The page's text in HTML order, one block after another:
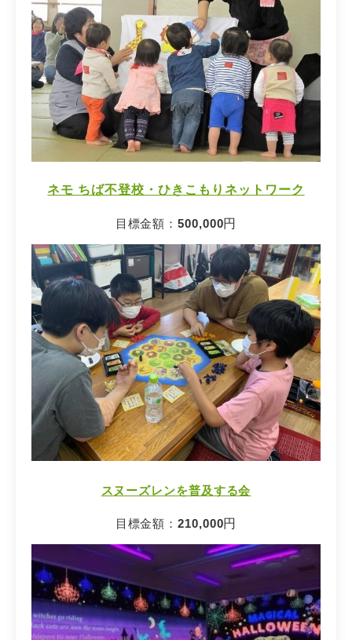
ネモ ちば不登校・ひきこもりネットワーク
目標金額：500,000円
スヌーズレンを普及する会
目標金額：210,000円